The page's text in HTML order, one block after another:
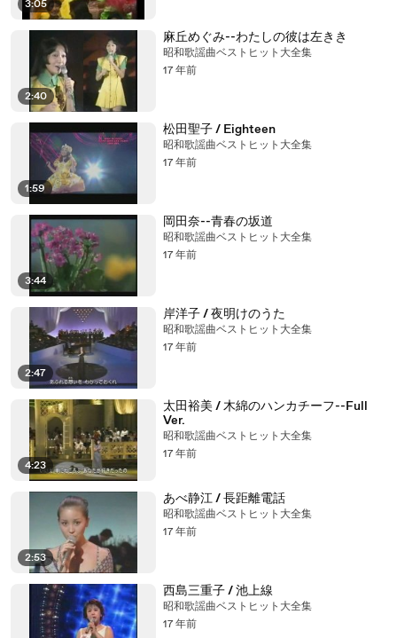
3:05
2:40
麻丘めぐみ--わたしの彼は左きき
昭和歌謡曲ベストヒット大全集
17 年前
1:59
松田聖子 / Eighteen
昭和歌謡曲ベストヒット大全集
17 年前
3:44
岡田奈--青春の坂道
昭和歌謡曲ベストヒット大全集
17 年前
2:47
岸洋子 / 夜明けのうた
昭和歌謡曲ベストヒット大全集
17 年前
4:23
太田裕美 / 木綿のハンカチーフ--Full
Ver.
昭和歌謡曲ベストヒット大全集
17 年前
2:53
あべ静江 / 長距離電話
昭和歌謡曲ベストヒット大全集
17 年前
西島三重子 / 池上線
昭和歌謡曲ベストヒット大全集
17 年前